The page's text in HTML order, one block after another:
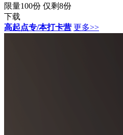
限量100份 仅剩8份
下载
高起点专/本打卡营 更多>>